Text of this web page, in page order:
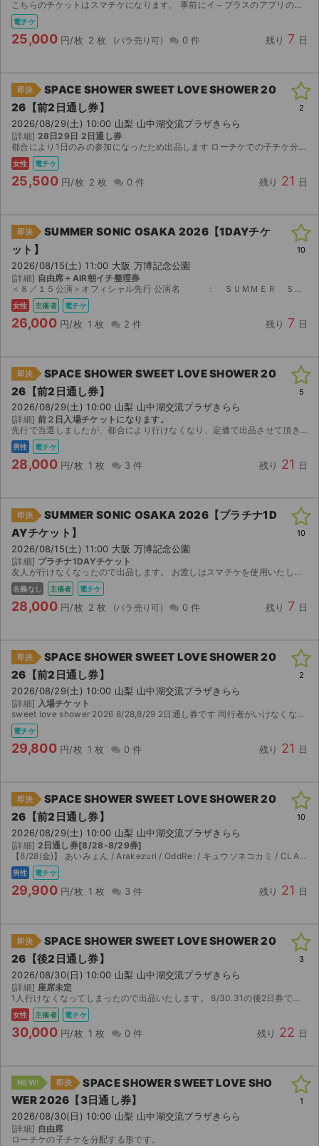
こちらのチケットはスマチケになります。 事前にイ－プラスのアプリのインストールをお済ませください。 ご購入の場合にはイ－プラスのアプリに登録済みのメ－ルアドレス（複数枚ご購入の場合には複数人分...
電チケ
25,000 円/枚 2 枚 0 件 残り 7 日
即決
SPACE SHOWER SWEET LOVE SHOWER 20
26【前2日通し券】
2026/08/29(土) 10:00 山梨 山中湖交流プラザきらら
[詳細] 28日29日 2日通し券
都合により1日のみの参加になったため出品します ローチケでの子チケ分配を予定しています チケット発行後電話番号等をお聞きすると思います チケジャムは初めての利用なのですが スムーズ...
女性 電チケ
25,500 円/枚 2 枚 0 件 残り 21 日
2
即決
SUMMER SONIC OSAKA 2026【1DAYチケ
ット】
2026/08/15(土) 11:00 大阪 万博記念公園
[詳細] 自由席＋AIR朝イチ整理券
＜８／１５公演＞オフィシャル先行 公演名 ： ＳＵＭＭＥＲ ＳＯＮＩＣ ２０２６ ［ＯＳＡＫＡ］ 会場名 ： 万博記念公園 公演日時 ： 2026/08/15(土) ...
女性 主催者 電チケ
26,000 円/枚 1 枚 2 件 残り 7 日
10
即決
SPACE SHOWER SWEET LOVE SHOWER 20
26【前2日通し券】
2026/08/29(土) 10:00 山梨 山中湖交流プラザきらら
[詳細] 前２日入場チケットになります。
先行で当選しましたが、都合により行けなくなり、定価で出品させて頂きます。ローチケにて分配します。 【8/28(金)】 あいみょん / Arakezuri / OddRe: / キュウソネコカ...
男性 電チケ
28,000 円/枚 1 枚 3 件 残り 21 日
5
即決
SUMMER SONIC OSAKA 2026【プラチナ1D
AYチケット】
2026/08/15(土) 11:00 大阪 万博記念公園
[詳細] プラチナ1DAYチケット
友人が行けなくなったので出品します。 お渡しはスマチケを使用いたします。
名義なし 主催者 電チケ
28,000 円/枚 2 枚 0 件 残り 7 日
10
即決
SPACE SHOWER SWEET LOVE SHOWER 20
26【前2日通し券】
2026/08/29(土) 10:00 山梨 山中湖交流プラザきらら
[詳細] 入場チケット
sweet love shower 2026 8/28,8/29 2日通し券です 同行者がいけなくなったため出品します ローチケにて分配予定です。 よろしくお願いします
電チケ
29,800 円/枚 1 枚 0 件 残り 21 日
2
即決
SPACE SHOWER SWEET LOVE SHOWER 20
26【前2日通し券】
2026/08/29(土) 10:00 山梨 山中湖交流プラザきらら
[詳細] 2日通し券[8/28-8/29券]
【8/28(金)】 あいみょん / Arakezuri / OddRe: / キュウソネコカミ / CLAN QUEEN / Creepy Nuts / Kroi / Chevon / スーパ...
男性 電チケ
29,900 円/枚 1 枚 3 件 残り 21 日
10
即決
SPACE SHOWER SWEET LOVE SHOWER 20
26【後2日通し券】
2026/08/30(日) 10:00 山梨 山中湖交流プラザきらら
[詳細] 座席未定
1人行けなくなってしまったので出品いたします。 8/30.31の後2日券です。 8/14にチケット表示となるため、それ以降に電子チケットで分配させていただきます。子チケです。 短い間ではあ...
女性 主催者 電チケ
30,000 円/枚 1 枚 0 件 残り 22 日
3
NEW! 即決
SPACE SHOWER SWEET LOVE SHO
WER 2026【3日通し券】
2026/08/30(日) 10:00 山梨 山中湖交流プラザきらら
[詳細] 自由席
ローチケの子チケを分配する形です。
1